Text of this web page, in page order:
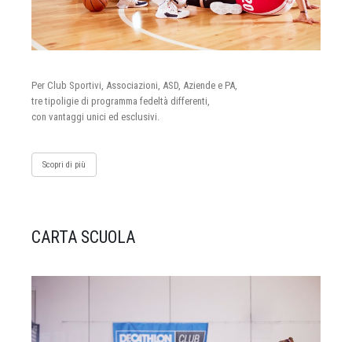
Per Club Sportivi, Associazioni, ASD, Aziende e PA,
tre tipoligie di programma fedeltà differenti,
con vantaggi unici ed esclusivi.
Scopri di più
CARTA SCUOLA